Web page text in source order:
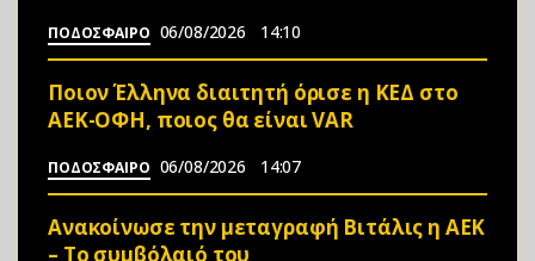
ΠΟΔΟΣΦΑΙΡΟ 06/08/2026 14:10
Ποιον Έλληνα διαιτητή όρισε η ΚΕΔ στο
ΑΕΚ-ΟΦΗ, ποιος θα είναι VAR
ΠΟΔΟΣΦΑΙΡΟ 06/08/2026 14:07
Ανακοίνωσε την μεταγραφή Βιτάλις η ΑΕΚ
– Το συμβόλαιό του